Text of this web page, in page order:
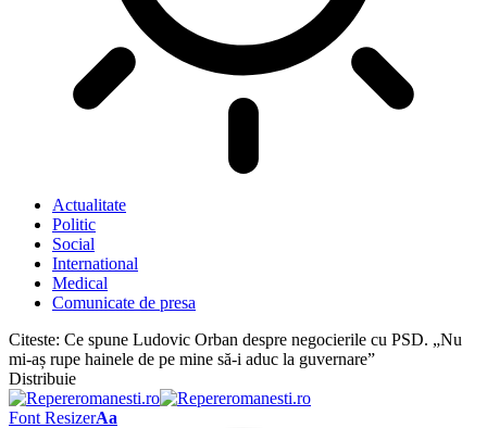
Actualitate
Politic
Social
International
Medical
Comunicate de presa
Citeste: Ce spune Ludovic Orban despre negocierile cu PSD. „Nu
mi-aș rupe hainele de pe mine să-i aduc la guvernare”
Distribuie
Font ResizerAa